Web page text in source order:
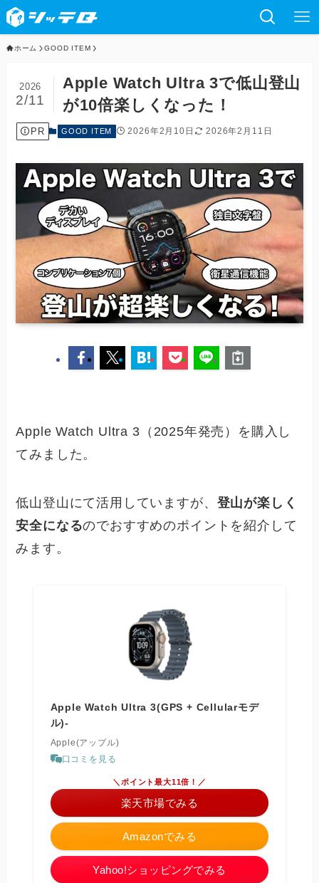
ホーム GOOD ITEM
Apple Watch Ultra 3で低山登山
が10倍楽しくなった！
2026
2/11
PR GOOD ITEM 2026年2月10日 2026年2月11日
Apple Watch Ultra 3（2025年発売）を購入し
てみました。
低山登山にて活用していますが、 登山が楽しく
安全になるのでおすすめのポイントを紹介して
みます。
Apple Watch Ultra 3(GPS + Cellularモデ
ル)-
Apple(アップル)
口コミを見る
Amazonでみる
＼ポイント最大11倍！／
楽天市場でみる
Yahoo!ショッピングでみる